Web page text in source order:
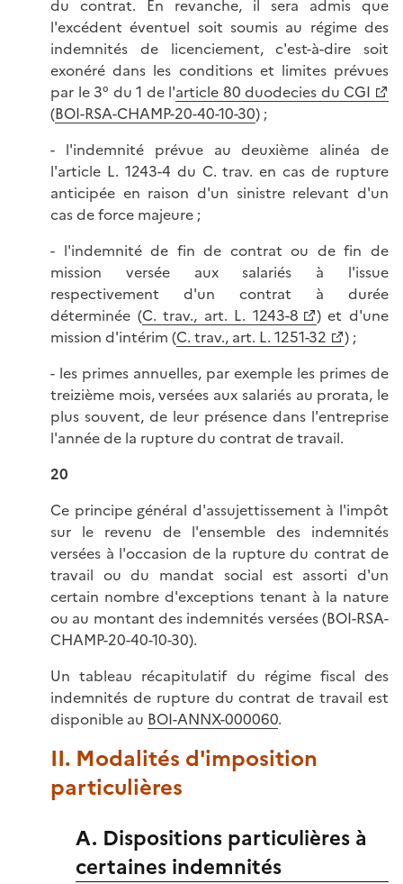
du contrat. En revanche, il sera admis que
l'excédent éventuel soit soumis au régime des
indemnités de licenciement, c'est-à-dire soit
exonéré dans les conditions et limites prévues
par le 3° du 1 de l'article 80 duodecies du CGI
(BOI-RSA-CHAMP-20-40-10-30) ;
- l'indemnité prévue au deuxième alinéa de
l'article L. 1243-4 du C. trav. en cas de rupture
anticipée en raison d'un sinistre relevant d'un
cas de force majeure ;
- l'indemnité de fin de contrat ou de fin de
mission versée aux salariés à l'issue
respectivement d'un contrat à durée
déterminée (C. trav., art. L. 1243-8
) et d'une
mission d'intérim (C. trav., art. L. 1251-32
) ;
- les primes annuelles, par exemple les primes de
treizième mois, versées aux salariés au prorata, le
plus souvent, de leur présence dans l'entreprise
l'année de la rupture du contrat de travail.
20
Ce principe général d'assujettissement à l'impôt
sur le revenu de l'ensemble des indemnités
versées à l'occasion de la rupture du contrat de
travail ou du mandat social est assorti d'un
certain nombre d'exceptions tenant à la nature
ou au montant des indemnités versées (BOI-RSA-
CHAMP-20-40-10-30).
Un tableau récapitulatif du régime fiscal des
indemnités de rupture du contrat de travail est
disponible au BOI-ANNX-000060.
II. Modalités d'imposition
particulières
A. Dispositions particulières à
certaines indemnités